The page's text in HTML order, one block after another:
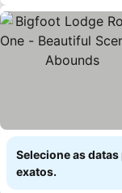
Selecione as
exatos.